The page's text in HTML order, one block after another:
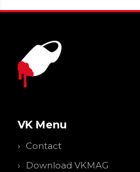
VK Menu
Contact
Download VKMAG